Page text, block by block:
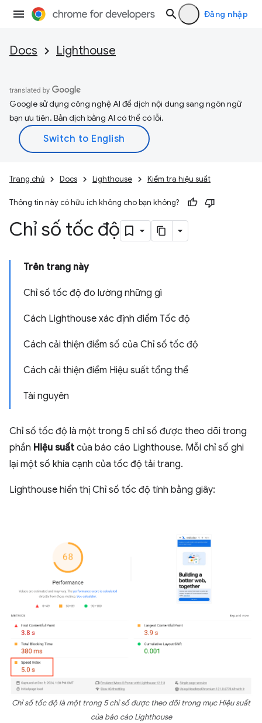
Đăng nhập
Docs Lighthouse
Google sử dụng công nghệ AI để dịch nội dung sang ngôn ngữ
bạn ưu tiên. Bản dịch bằng AI có thể có lỗi.
Trang chủ Docs Lighthouse Kiểm tra hiệu suất
Thông tin này có hữu ích không cho bạn không?
Chỉ số tốc độ
Trên trang này
Chỉ số tốc độ đo lường những gì
Cách Lighthouse xác định điểm Tốc độ
Cách cải thiện điểm số của Chỉ số tốc độ
Cách cải thiện điểm Hiệu suất tổng thể
Tài nguyên
Chỉ số tốc độ là một trong 5 chỉ số được theo dõi trong
phần Hiệu suất của báo cáo Lighthouse. Mỗi chỉ số ghi
lại một số khía cạnh của tốc độ tải trang.
Lighthouse hiển thị Chỉ số tốc độ tính bằng giây:
Chỉ số tốc độ là một trong 5 chỉ số được theo dõi trong mụcHiệu suất
của báo cáo Lighthouse